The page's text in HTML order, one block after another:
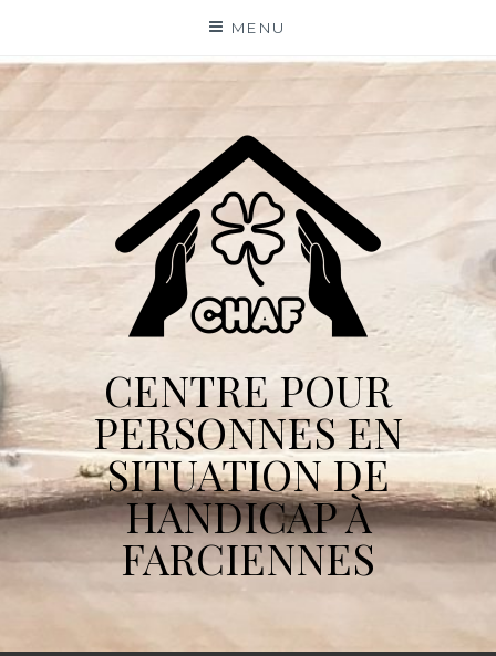
content
MENU
CENTRE POUR
PERSONNES EN
SITUATION DE
HANDICAP À
FARCIENNES